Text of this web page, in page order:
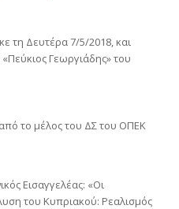
τη Δευτέρα 7/5/2018, και
Γεωργιάδης» του
το μέλος του ΔΣ του ΟΠΕΚ
Εισαγγελέας: «Οι
του Κυπριακού: Ρεαλισμός